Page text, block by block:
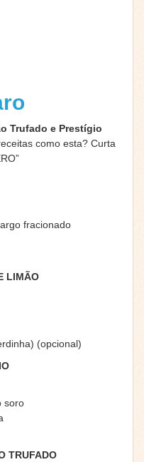
Trufado e Prestígio
como esta? Curta
fracionado
LIMÃO
(opcional)
soro
TRUFADO